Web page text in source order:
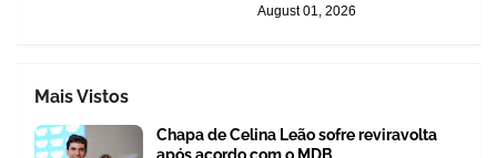
August 01, 2026
Mais Vistos
Chapa de Celina Leão sofre reviravolta